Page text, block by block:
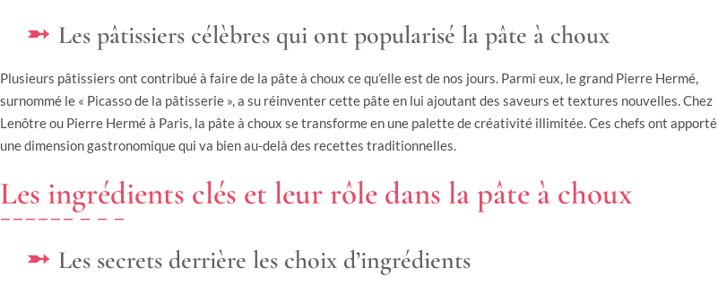
Les pâtissiers célèbres qui ont popularisé la pâte à choux
Plusieurs pâtissiers ont contribué à faire de la pâte à choux ce qu’elle est de nos jours. Parmi eux, le grand Pierre Hermé,
surnommé le « Picasso de la pâtisserie », a su réinventer cette pâte en lui ajoutant des saveurs et textures nouvelles. Chez
Lenôtre ou Pierre Hermé à Paris, la pâte à choux se transforme en une palette de créativité illimitée. Ces chefs ont apporté
une dimension gastronomique qui va bien au-delà des recettes traditionnelles.
Les ingrédients clés et leur rôle dans la pâte à choux
Les secrets derrière les choix d’ingrédients